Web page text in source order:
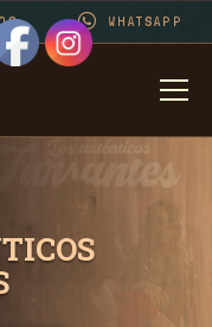
WHATSAPP
BIENVENIDOS
PROGRAMACIÓN